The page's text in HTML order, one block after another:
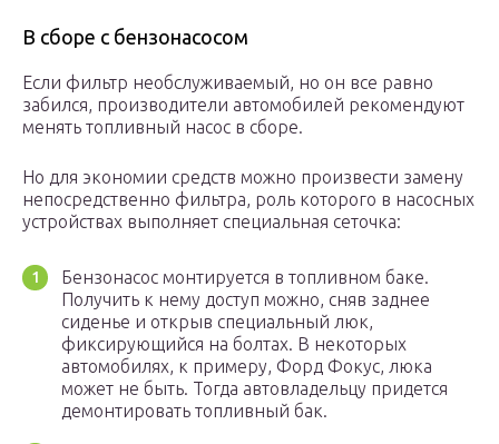
В сборе с бензонасосом
Если фильтр необслуживаемый, но он все равно
забился, производители автомобилей рекомендуют
менять топливный насос в сборе.
Но для экономии средств можно произвести замену
непосредственно фильтра, роль которого в насосных
устройствах выполняет специальная сеточка:
Бензонасос монтируется в топливном баке.
Получить к нему доступ можно, сняв заднее
сиденье и открыв специальный люк,
фиксирующийся на болтах. В некоторых
автомобилях, к примеру, Форд Фокус, люка
может не быть. Тогда автовладельцу придется
демонтировать топливный бак.